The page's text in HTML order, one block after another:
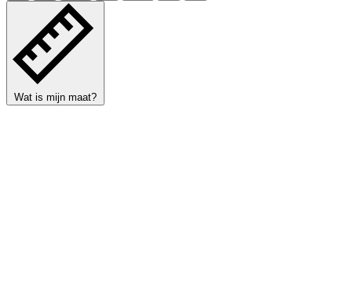
Wat is mijn maat?